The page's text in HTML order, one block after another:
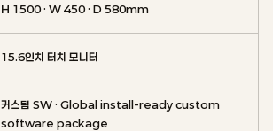
H 1500 · W 450 · D 580mm
15.6인치 터치 모니터
커스텀 SW · Global install-ready custom
software package